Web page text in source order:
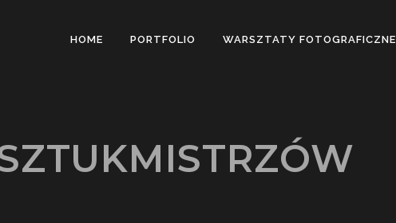
HOME PORTFOLIO WARSZTATY FOTOGRAFICZNE